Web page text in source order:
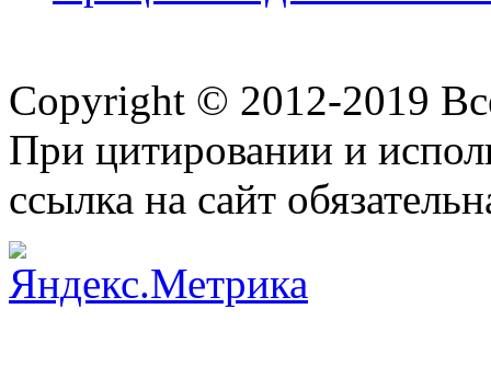
Copyright © 2012-2019
При цитировании и
ссылка на сайт